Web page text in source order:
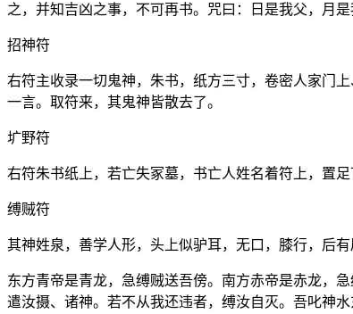
之，并知吉凶之事，不可再书。咒曰：日是我父，月
招神符
右符主收录一切鬼神，朱书，纸方三寸，卷密人家门
一言。取符来，其鬼神皆散去了。
圹野符
右符朱书纸上，若亡失冢墓，书亡人姓名着符上，置
缚贼符
其神姓泉，善学人形，头上似驴耳，无口，膝行，后
东方青帝是青龙，急缚贼送吾傍。南方赤帝是赤龙，
遣汝摄、诸神。若不从我还违者，缚汝自灭。吾叱神